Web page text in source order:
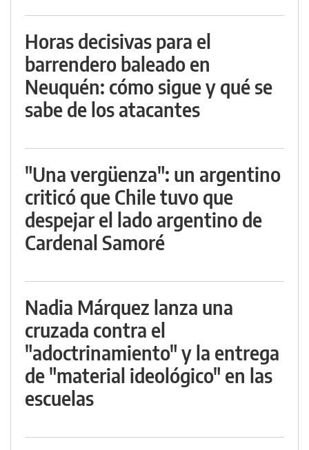
Horas decisivas para el
barrendero baleado en
Neuquén: cómo sigue y qué se
sabe de los atacantes
"Una vergüenza": un argentino
criticó que Chile tuvo que
despejar el lado argentino de
Cardenal Samoré
Nadia Márquez lanza una
cruzada contra el
"adoctrinamiento" y la entrega
de "material ideológico" en las
escuelas